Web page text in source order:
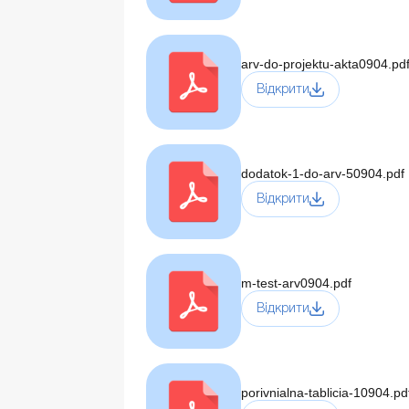
arv-do-projektu-akta0904.pdf
Відкрити
dodatok-1-do-arv-50904.pdf
Відкрити
m-test-arv0904.pdf
Відкрити
porivnialna-tablicia-